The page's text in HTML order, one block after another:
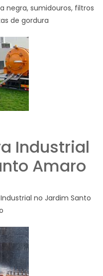
negra, sumidouros, filtros
de gordura
Industrial
Amaro
no Jardim Santo